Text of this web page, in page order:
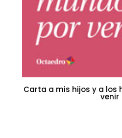
Carta a mis hijos y a los
venir